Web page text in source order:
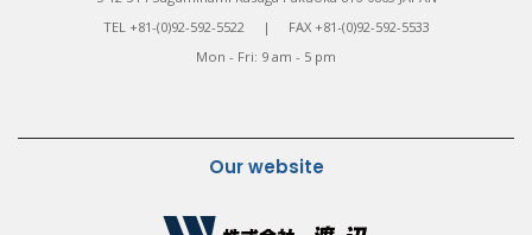
TEL +81-(0)92-592-5522 | FAX +81-(0)92-592-5533
Mon - Fri: 9 am - 5 pm
Our website